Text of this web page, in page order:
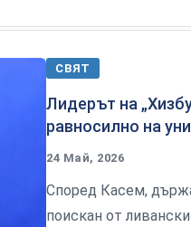
СВЯТ
Лидерът на
равносилно на
24 Май, 2026
Според Касем,
поискан от